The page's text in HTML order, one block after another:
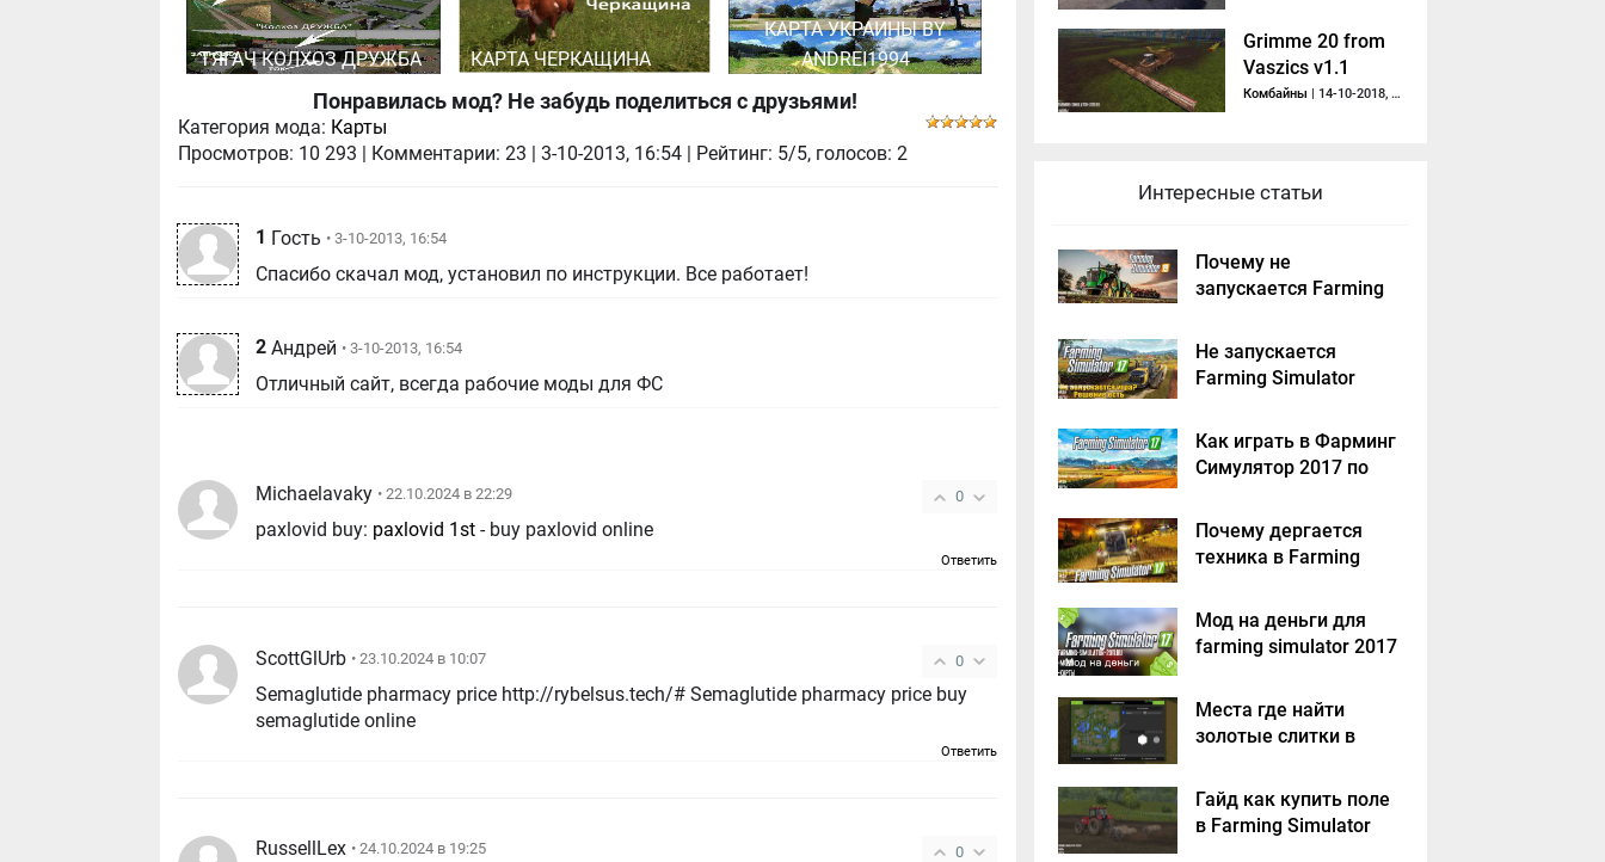
ТЯГАЧ КОЛХОЗ ДРУЖБА КАРТА ЧЕРКАЩИНА
КАРТА УКРАИНЫ BY
ANDREI1994
Понравилась мод? Не забудь поделиться с друзьями!
Категория мода: Карты
Просмотров: 10 293 Комментарии: 23 |3-10-2013, 16:54 | Рейтинг: 5/5, голосов:2
1 Гость • 3-10-2013, 16:54
Спасибо скачал мод, установил по инструкции. Все работает!
2 Андрей • 3-10-2013, 16:54
Отличный сайт, всегда рабочие моды для ФС
0
Michaelavaky • 22.10.2024 в 22:29
paxlovid buy: paxlovid 1st - buy paxlovid online
Ответить
0
ScottGlUrb • 23.10.2024 в 10:07
Semaglutide pharmacy price http://rybelsus.tech/# Semaglutide pharmacy price buy
semaglutide online
Ответить
0
RussellLex • 24.10.2024 в 19:25
Grimme 20 from
Vaszics v1.1
Комбайны | 14-10-2018, 10:24
Интересные статьи
Почему не
запускается Farming
решение
Не запускается
Farming Simulator
Как играть в Фарминг
Симулятор 2017 по
Почему дергается
техника в Farming
Мод на деньги для
farming simulator 2017
Места где найти
золотые слитки в
2017?
Гайд как купить поле
в Farming Simulator